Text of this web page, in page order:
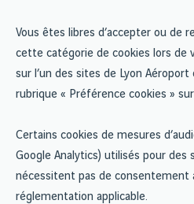
Vous êtes libres d’accepter ou de
cette catégorie de cookies lors de
sur l’un des sites de Lyon
rubrique « Préférence cookies »
Certains cookies de mesures
Google Analytics) utilisés pour
nécessitent pas de consentement
réglementation applicable.